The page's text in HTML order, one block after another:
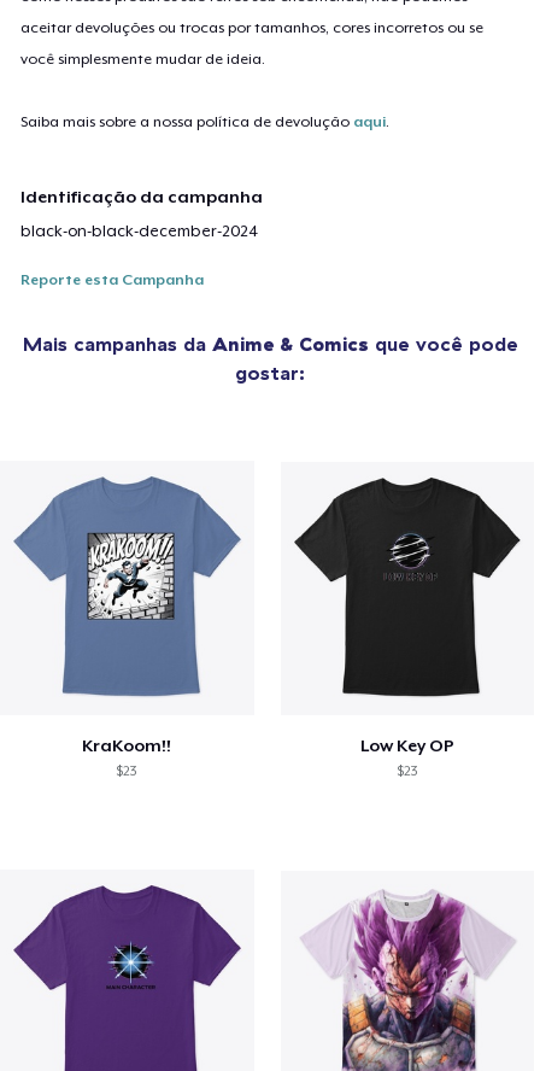
aceitar devoluções ou trocas por tamanhos, cores incorretos ou se
você simplesmente mudar de ideia.
Saiba mais sobre a nossa política de devolução aqui
Identificação da campanha
black-on-black-december-2024
Reporte esta Campanha
Mais campanhas da Anime & Comics que você pode
gostar:
KraKoom!!
$23
Low Key OP
$23